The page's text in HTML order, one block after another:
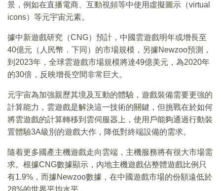
景，例如在直播電商、互動視頻等中使用虛擬圖示（virtual
icons）等元宇宙元素。
據中新遊戲研究（CNG）預計，中國雲遊戲明年或增長至
40億元（人民幣．下同）的市場規模，另據Newzoo預測，
到2023年，全球雲遊戲市場規模將達49億美元，為2020年
的30倍，反映增長空間非常巨大。
元宇宙為加強親歷其境及互動的體驗，遊戲裝備需要更強的
計算能力，雲遊戲是解決這一技術的關鍵，但挑戰在於如何
將雲遊戲的計算轉移到雲伺服器上，使用戶能夠通過行動裝
置體驗3A級別的遊戲大作，降低對終端設備的需求。
隨着更多國產主機遊戲走向雲端，主機服務將有很大市場需
求。根據CNG數據顯示，內地主機遊戲佔整體遊戲比例只
有1.9%，而據Newzoo數據，在中國遊戲市場的份額遠低於
28%的世界平均水平。